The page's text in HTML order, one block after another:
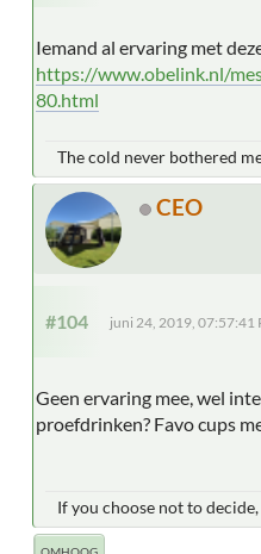
Iemand al ervaring met
https://www.obelink.nl/
80.html
The cold never bothered
CEO
#104 juni 24, 2019, 07:57:41
Geen ervaring mee, wel
proefdrinken? Favo cups
If you choose not to